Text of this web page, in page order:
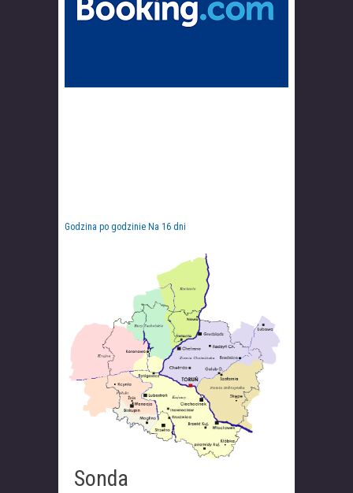
Godzina po godzinie Na 16 dni
Sonda